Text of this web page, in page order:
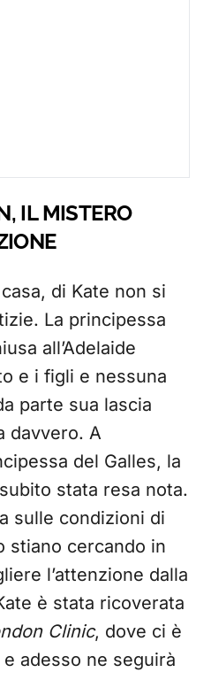
IL MISTERO
di Kate non si
La principessa
all’Adelaide
e i figli e nessuna
parte sua lascia
davvero. A
del Galles, la
stata resa nota.
sulle condizioni di
stiano cercando in
l’attenzione dalla
è stata ricoverata
Clinic, dove ci è
adesso ne seguirà